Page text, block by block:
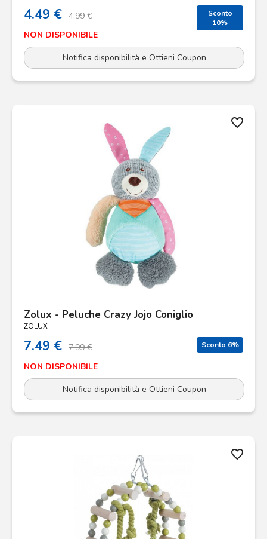
4.49 € 4.99 €
Sconto
10%
NON DISPONIBILE
Notifica disponibilità e Ottieni Coupon
favorite_border
Zolux - Peluche Crazy Jojo Coniglio
ZOLUX
7.49 € 7.99 € Sconto 6%
NON DISPONIBILE
Notifica disponibilità e Ottieni Coupon
favorite_border